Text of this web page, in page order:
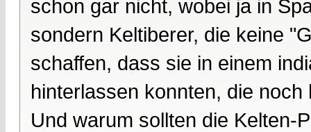
schon gar nicht, wobei ja in
sondern Keltiberer, die keine
schaffen, dass sie in einem
hinterlassen konnten, die
Und warum sollten die Kelten-